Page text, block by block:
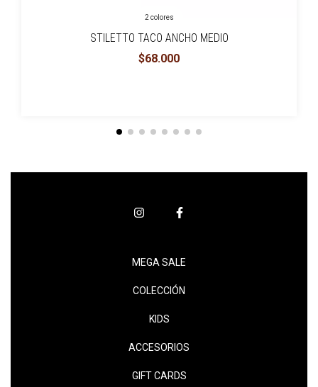
2 colores
STILETTO TACO ANCHO MEDIO
$68.000
MEGA SALE
COLECCIÓN
KIDS
ACCESORIOS
GIFT CARDS